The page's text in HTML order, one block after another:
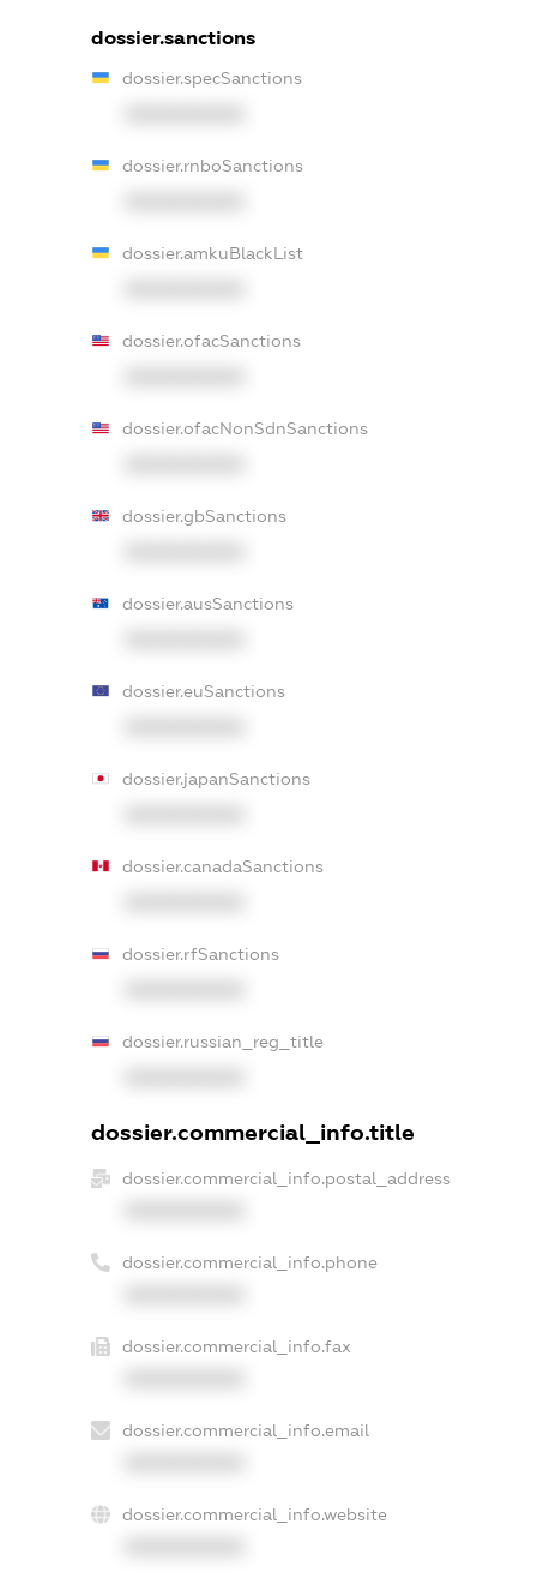
dossier.sanctions
dossier.specSanctions
dossier.rnboSanctions
dossier.amkuBlackList
dossier.ofacSanctions
dossier.ofacNonSdnSanctions
dossier.gbSanctions
dossier.ausSanctions
dossier.euSanctions
dossier.japanSanctions
dossier.canadaSanctions
dossier.rfSanctions
dossier.russian_reg_title
dossier.commercial_info.title
dossier.commercial_info.postal_address
dossier.commercial_info.phone
dossier.commercial_info.fax
dossier.commercial_info.email
dossier.commercial_info.website